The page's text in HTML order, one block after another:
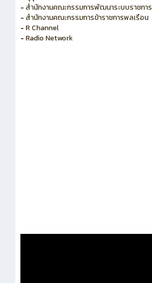
- สำนักงานคณะกรรมการพัฒนาระบบราชการ
- สำนักงานคณะกรรมการข้าราชการพลเรือน
- R Channel
- Radio Network